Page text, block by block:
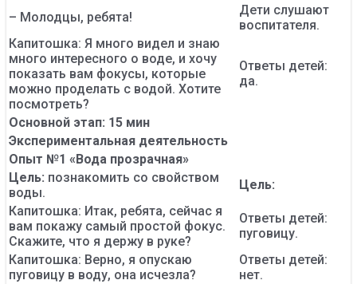
– Молодцы, ребята!
Дети слушают
воспитателя.
Капитошка: Я много видел и знаю
много интересного о воде, и хочу
показать вам фокусы, которые
можно проделать с водой. Хотите
посмотреть?
Ответы детей:
да.
Основной этап: 15 мин
Экспериментальная деятельность
Опыт №1 «Вода прозрачная»
Цель: познакомить со свойством
воды.
Цель:
Капитошка: Итак, ребята, сейчас я
вам покажу самый простой фокус.
Скажите, что я держу в руке?
Ответы детей:
пуговицу.
Капитошка: Верно, я опускаю
пуговицу в воду, она исчезла?
Ответы детей:
нет.